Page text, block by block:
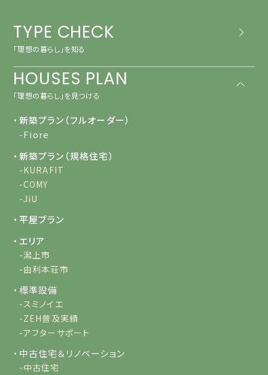
TYPE CHECK
「理想の暮らし」を知る
HOUSES PLAN
「理想の暮らし」を見つける
・新築プラン（フルオーダー）
-Fiore
・新築プラン（規格住宅）
-KURAFIT
-COMY
-JiU
・平屋プラン
・エリア
-潟上市
-由利本荘市
・標準設備
-スミノイエ
-ZEH普及実績
-アフターサポート
・中古住宅＆リノベーション
-中古住宅